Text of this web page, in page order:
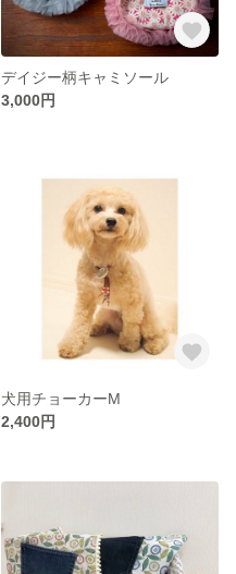
デイジー柄キャミソール
3,000円
犬用チョーカーM
2,400円